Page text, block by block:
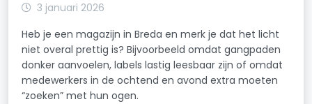
3 januari 2026
Heb je een magazijn in Breda en merk je dat het licht
niet overal prettig is? Bijvoorbeeld omdat gangpaden
donker aanvoelen, labels lastig leesbaar zijn of omdat
medewerkers in de ochtend en avond extra moeten
“zoeken” met hun ogen.